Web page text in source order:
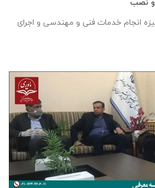
و نصب
درسال ۱۳۶۰ با انگیزه انجام خدمات فنی و مهندسی و اجرای